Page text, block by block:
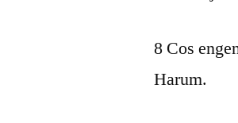
8 Cos
Harum.